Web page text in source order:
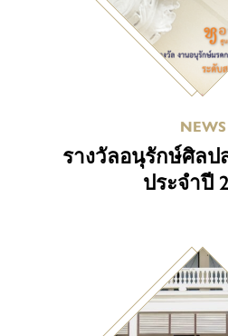
NEWS
รางวัลอนุรักษ์ศิล
ประจำปี